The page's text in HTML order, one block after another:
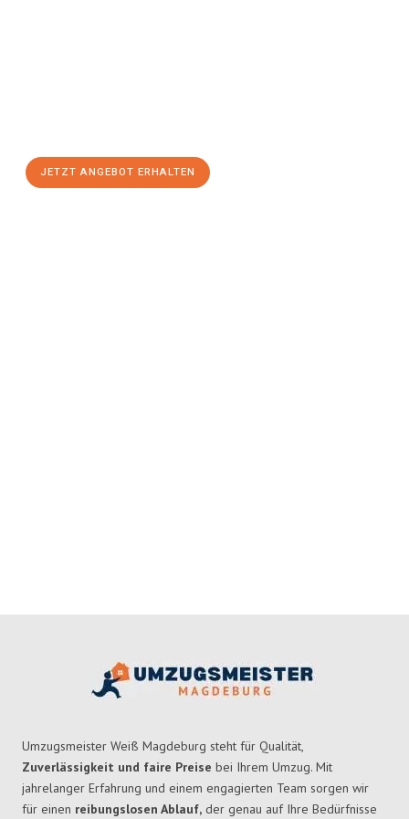
JETZT ANGEBOT ERHALTEN
Umzugsmeister Weiß Magdeburg steht für Qualität,
Zuverlässigkeit und faire Preise bei Ihrem Umzug. Mit
jahrelanger Erfahrung und einem engagierten Team sorgen wir
für einen reibungslosen Ablauf, der genau auf Ihre Bedürfnisse